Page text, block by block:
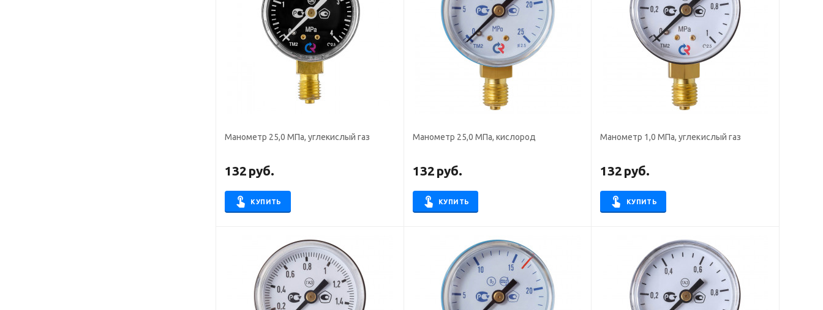
Манометр 25,0 МПа, углекислый газ
132 руб.
КУПИТЬ
Манометр 25,0 МПа, кислород
132 руб.
КУПИТЬ
Манометр 1,0 МПа, углекислый газ
132 руб.
КУПИТЬ